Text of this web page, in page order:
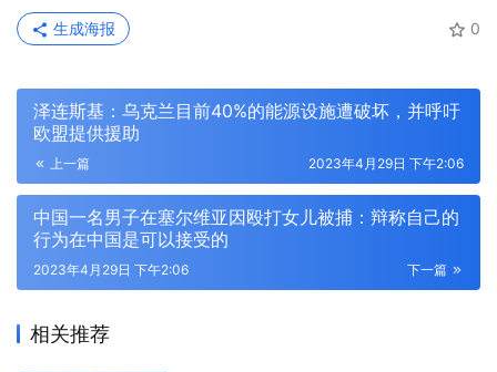
0
生成海报
泽连斯基：乌克兰目前40%的能源设施遭破坏，并呼吁
欧盟提供援助
上一篇 2023年4月29日 下午2:06
中国一名男子在塞尔维亚因殴打女儿被捕：辩称自己的
行为在中国是可以接受的
下一篇
2023年4月29日 下午2:06
相关推荐